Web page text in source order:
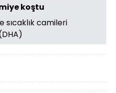
koştu
sıcaklık camileri